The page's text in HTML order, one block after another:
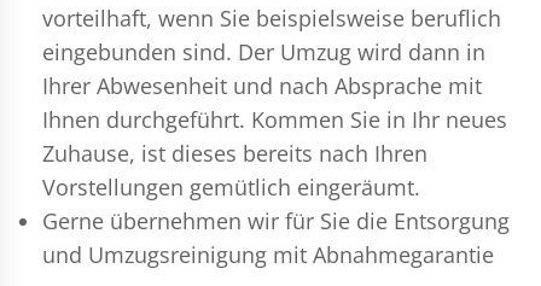
vorteilhaft, wenn Sie beispielsweise beruflich
eingebunden sind. Der Umzug wird dann in
Ihrer Abwesenheit und nach Absprache mit
Ihnen durchgeführt. Kommen Sie in Ihr neues
Zuhause, ist dieses bereits nach Ihren
Vorstellungen gemütlich eingeräumt.
Gerne übernehmen wir für Sie die Entsorgung
und Umzugsreinigung mit Abnahmegarantie